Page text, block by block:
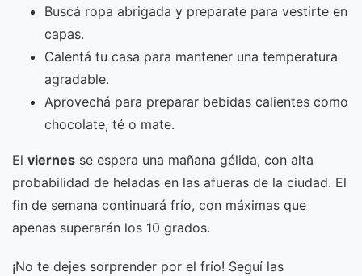
Buscá ropa abrigada y preparate para vestirte en
capas.
Calentá tu casa para mantener una temperatura
agradable.
Aprovechá para preparar bebidas calientes como
chocolate, té o mate.
El viernes se espera una mañana gélida, con alta
probabilidad de heladas en las afueras de la ciudad. El
fin de semana continuará frío, con máximas que
apenas superarán los 10 grados.
¡No te dejes sorprender por el frío! Seguí las